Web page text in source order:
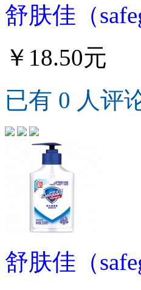
舒肤佳（
￥18.50元
已有 0 人评
舒肤佳（